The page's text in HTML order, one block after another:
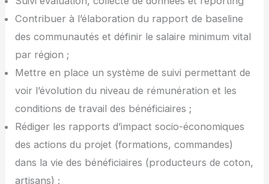
Contribuer à l’élaboration du rapport de baseline
des communautés et définir le salaire minimum vital
par région ;
Mettre en place un système de suivi permettant de
voir l’évolution du niveau de rémunération et les
conditions de travail des bénéficiaires ;
Rédiger les rapports d’impact socio-économiques
des actions du projet (formations, commandes)
dans la vie des bénéficiaires (producteurs de coton,
artisans) ;